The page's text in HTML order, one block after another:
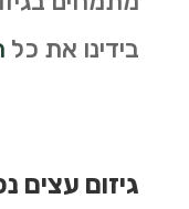
בידינו את כל
גיזום עצים